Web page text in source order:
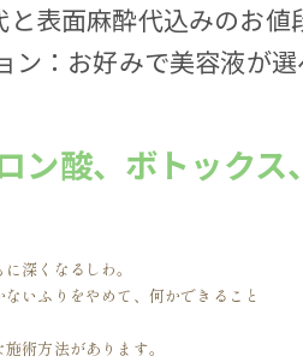
表面麻酔代込みのお値
ン：お好みで美容液が選
ン酸、ボトックス
深くなるしわ。
ないふりをやめて、何かできること
術方法があります。